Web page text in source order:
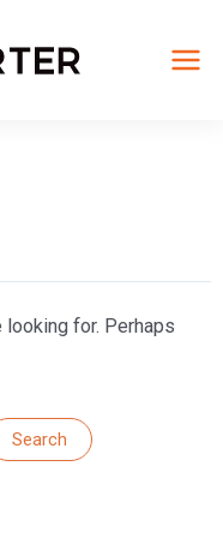
looking for. Perhaps